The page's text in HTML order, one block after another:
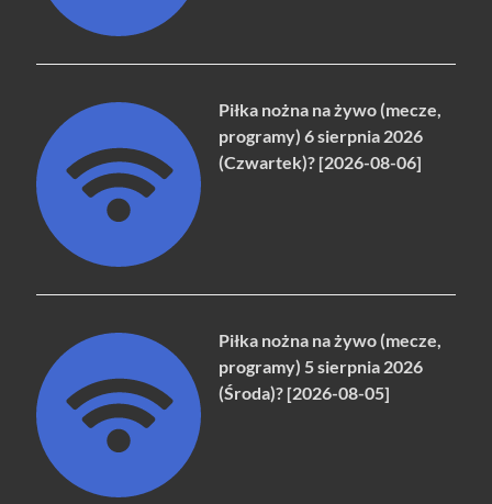
Piłka nożna na żywo (mecze,
programy) 6 sierpnia 2026
(Czwartek)? [2026-08-06]
Piłka nożna na żywo (mecze,
programy) 5 sierpnia 2026
(Środa)? [2026-08-05]